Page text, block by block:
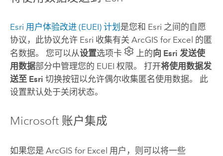
Esri 用户体验改进 (EUEI) 计划 是您和 Esri 之间的自愿
协议，此协议允许 Esri 收集有关 ArcGIS for Excel 的匿
名数据。 您可以从设置选项卡 上的向 Esri 发送使
用数据部分中管理您的 EUEI 权限。 打开将使用数据发
送至 Esri 切换按钮以允许偶尔收集匿名使用数据。 此
设置默认处于关闭状态。
Microsoft账户集成
如果您是 ArcGIS for Excel 用户，则可以将一些